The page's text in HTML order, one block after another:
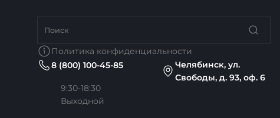
Политика конфиденциальности
8 (800) 100-45-85
9:30-18:30
Выходной
Челябинск, ул.
Свободы, д. 93, оф. 6